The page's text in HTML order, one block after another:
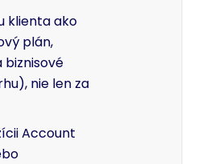
klienta ako
plán,
nie len za
Account